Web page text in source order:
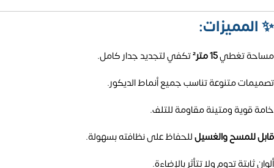
✨المميزات:
مساحة تغطي15 متر²
تكفي لتجديد جدار كامل.
تصميمات متنوعة تناسب جميع أنماط الديكور.
خامة قوية ومتينة مقاومة للتلف.
قابل للمسح والغسيلللحفاظ على نظافته بسهولة.
ألوان ثابتة تدوم ولا تتأثر بالإضاءة.